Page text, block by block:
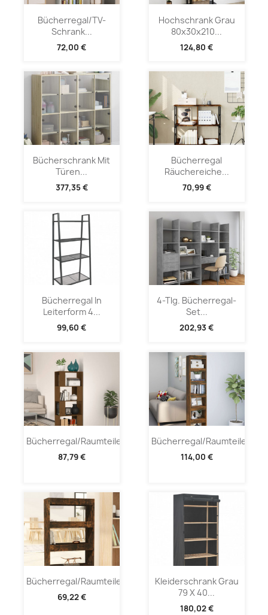
Bücherregal/TV-
Schrank...
72,00 €
Hochschrank Grau
80x30x210...
124,80 €
Bücherschrank Mit
Türen...
377,35 €
Bücherregal
Räuchereiche...
70,99 €
Bücherregal In
Leiterform 4...
99,60 €
4-Tlg. Bücherregal-
Set...
202,93 €
Bücherregal/Raumteiler...
87,79 €
Bücherregal/Raumteiler...
114,00 €
Bücherregal/Raumteiler...
69,22 €
Kleiderschrank Grau
79 X 40...
180,02 €